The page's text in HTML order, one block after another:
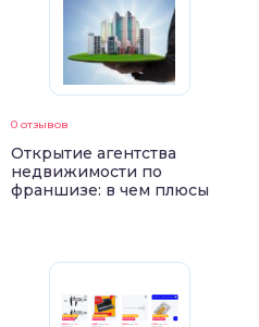
0 отзывов
Открытие агентства
недвижимости по
франшизе: в чем плюсы